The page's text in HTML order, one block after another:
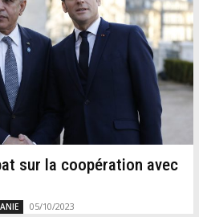
sur la coopération avec
05/10/2023